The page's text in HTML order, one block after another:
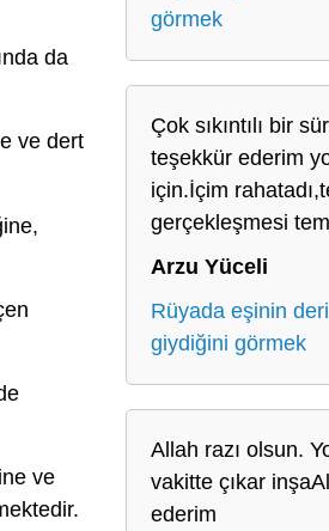
da
ve dert
ve
görmek
Çok sıkıntılı bir
teşekkür ederim
için.İçim
gerçekleşmesi
Arzu Yüceli
Rüyada eşinin
giydiğini görmek
Allah razı olsun.
vakitte çıkar
ederim